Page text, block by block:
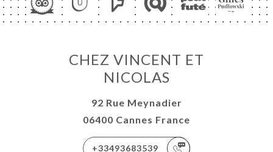
CHEZ VINCENT ET
NICOLAS
92 Rue Meynadier
06400 Cannes France
+33493683539